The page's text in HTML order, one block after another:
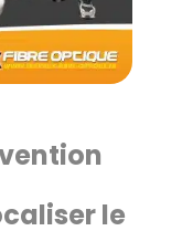
le